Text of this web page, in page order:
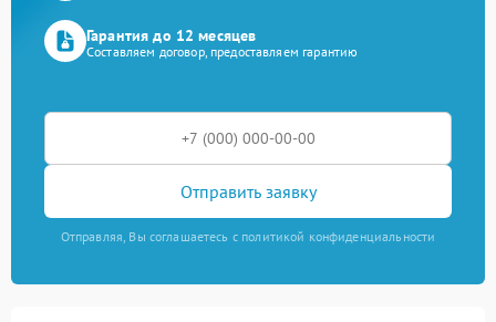
Гарантия до 12 месяцев
Составляем договор, предоставляем гарантию
Отправить заявку
Отправляя, Вы соглашаетесь с политикой конфиденциальности